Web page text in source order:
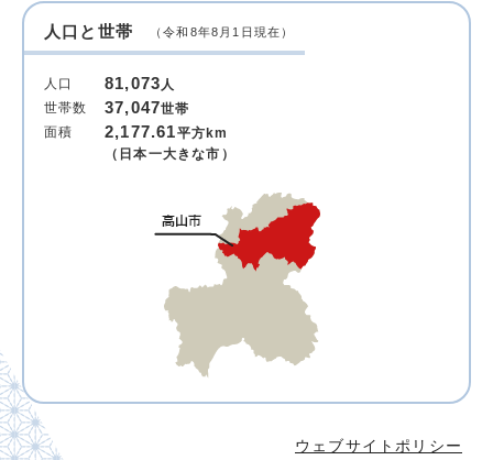
人口と世帯 （令和8年8月1日現在）
人口 81,073人
世帯数
37,047世帯
面積
2,177.61平方km
（日本一大きな市）
ウェブサイトポリシー